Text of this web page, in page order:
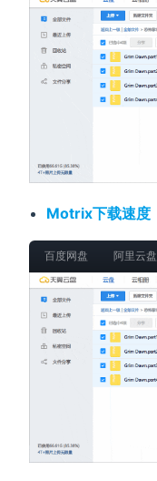
Motrix下载速度
百度网盘 阿里云盘